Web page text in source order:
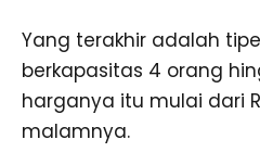
Yang terakhir adalah
berkapasitas 4 orang
harganya itu mulai dari
malamnya.